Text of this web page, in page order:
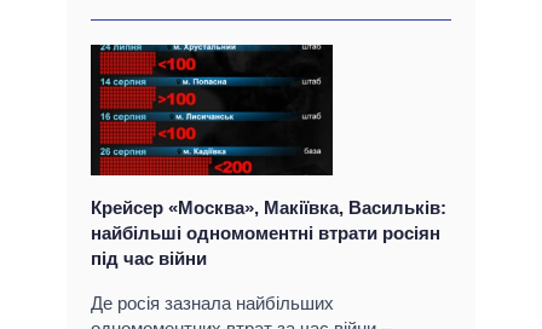
Крейсер «Москва», Макіївка, Васильків:
найбільші одномоментні втрати росіян
під час війни
Де росія зазнала найбільших